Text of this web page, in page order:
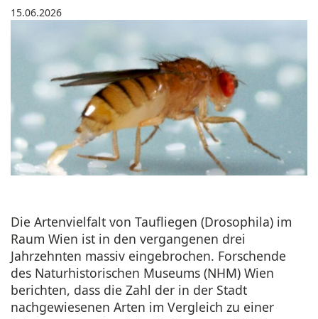
15.06.2026
Die Artenvielfalt von Taufliegen (Drosophila) im
Raum Wien ist in den vergangenen drei
Jahrzehnten massiv eingebrochen. Forschende
des Naturhistorischen Museums (NHM) Wien
berichten, dass die Zahl der in der Stadt
nachgewiesenen Arten im Vergleich zu einer